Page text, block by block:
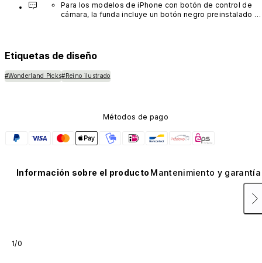
Para los modelos de iPhone con botón de control de
cámara, la funda incluye un botón negro preinstalado
Etiquetas de diseño
#Wonderland Picks#Reino ilustrado
Métodos de pago
Información sobre el producto Mantenimiento y garantía
1/0